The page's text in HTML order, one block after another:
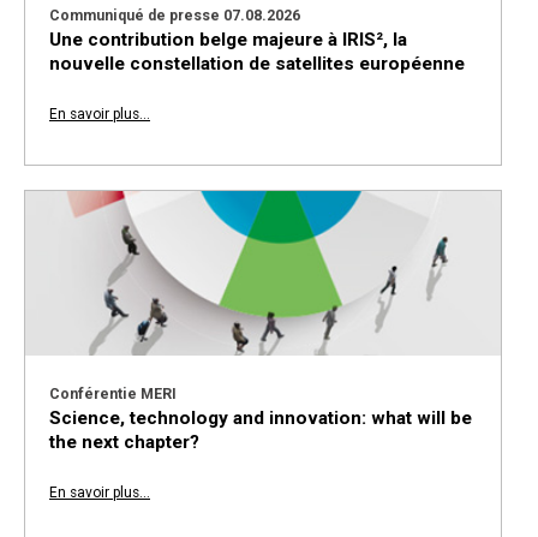
Communiqué de presse 07.08.2026
Une contribution belge majeure à IRIS², la
nouvelle constellation de satellites européenne
En savoir plus...
Conférentie MERI
Science, technology and innovation: what will be
the next chapter?
En savoir plus...